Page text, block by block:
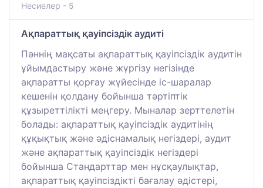
Несиелер - 5
Ақпараттық қауіпсіздік аудиті
Пәннің мақсаты ақпараттық қауіпсіздік аудитін
ұйымдастыру және жүргізу негізінде
ақпаратты қорғау жүйесінде іс-шаралар
кешенін қолдану бойынша тәртіптік
құзыреттілікті меңгеру. Мыналар зерттелетін
болады: ақпараттық қауіпсіздік аудитінің
құқықтық және әдіснамалық негіздері, аудит
және ақпараттық қауіпсіздік негіздері
бойынша Стандарттар мен нұсқаулықтар,
ақпараттық қауіпсіздікті бағалау әдістері,